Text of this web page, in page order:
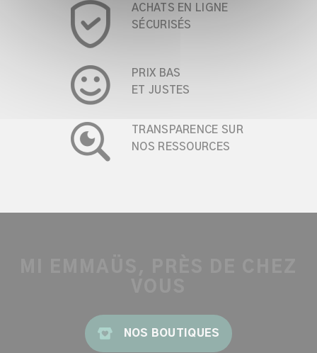
ACHATS EN LIGNE
SÉCURISÉS
PRIX BAS
ET JUSTES
TRANSPARENCE SUR
NOS RESSOURCES
NOS BOUTIQUES